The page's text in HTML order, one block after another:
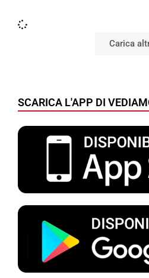
Carica
SCARICA L'APP DI